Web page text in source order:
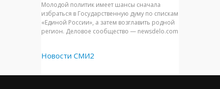
Молодой политик имеет шансы сначала
избраться в Государственную думу по спискам
«Единой России», а затем возглавить родной
регион. Деловое сообщество — newsdelo.com
Новости СМИ2